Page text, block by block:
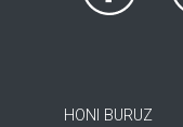
HONI BURUZ